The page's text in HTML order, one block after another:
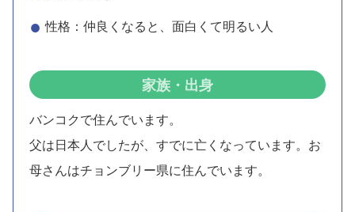
性格：仲良くなると、面白くて明るい人
家族・出身
バンコクで住んでいます。
父は日本人でしたが、すでに亡くなっています。お
母さんはチョンブリー県に住んでいます。